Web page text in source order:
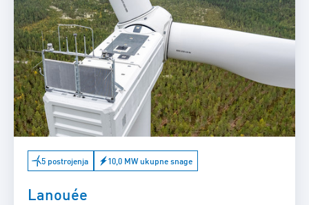
5 postrojenja 10,0 MW ukupne snage
Lanouée